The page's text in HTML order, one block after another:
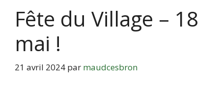
Fête du Village – 18
mai !
21 avril 2024 par maudcesbron